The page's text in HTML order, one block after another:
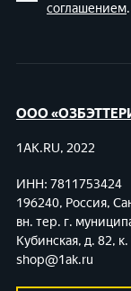
соглашением.
ООО
1AK.RU, 2022
ИНН: 7811753424
196240, Россия,
вн. тер. г.
Кубинская, д. 82,
shop@1ak.ru